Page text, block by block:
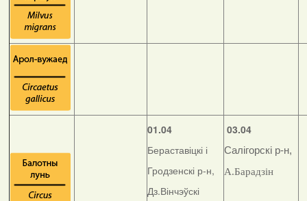
01.04
Бераставіцкі і
Гродзенскі р-н,
Дз.Вінчэўскі
03.04
Салігорскі р-н,
А.Барадзін